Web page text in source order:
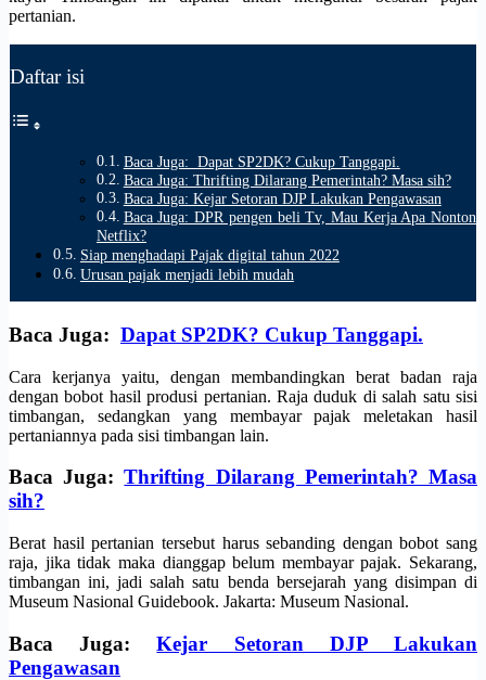
pertanian.
Daftar isi
Baca Juga: Dapat SP2DK? Cukup Tanggapi.
Baca Juga: Thrifting Dilarang Pemerintah? Masa sih?
Baca Juga: Kejar Setoran DJP Lakukan Pengawasan
Baca Juga: DPR pengen beli Tv, Mau Kerja Apa Nonton
Netflix?
Siap menghadapi Pajak digital tahun 2022
Urusan pajak menjadi lebih mudah
Baca Juga: Dapat SP2DK? Cukup Tanggapi.
Cara kerjanya yaitu, dengan membandingkan berat badan raja
dengan bobot hasil produsi pertanian. Raja duduk di salah satu sisi
timbangan, sedangkan yang membayar pajak meletakan hasil
pertaniannya pada sisi timbangan lain.
Baca Juga:Thrifting Dilarang Pemerintah? Masa
sih?
Berat hasil pertanian tersebut harus sebanding dengan bobot sang
raja, jika tidak maka dianggap belum membayar pajak. Sekarang,
timbangan ini, jadi salah satu benda bersejarah yang disimpan di
Museum Nasional Guidebook. Jakarta: Museum Nasional.
Baca Juga:Kejar Setoran DJP Lakukan
Pengawasan